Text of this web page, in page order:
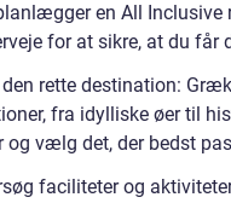
en All Inclusive
for at sikre, at du får
rette destination:
fra idylliske øer til
og vælg det, der bedst
faciliteter og